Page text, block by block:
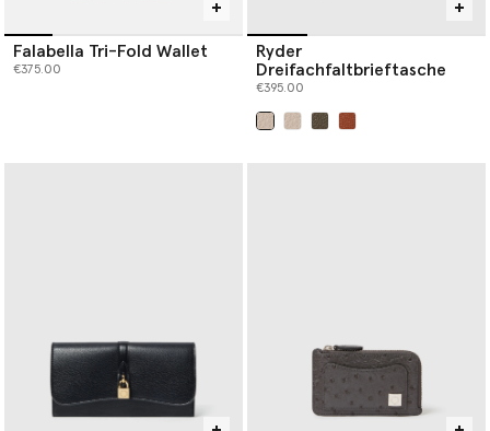
Falabella Tri-Fold Wallet
€375.00
Ryder
Dreifachfaltbrieftasche
€395.00